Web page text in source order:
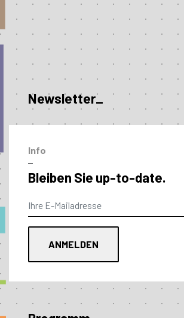
Newsletter_
Info
–
Bleiben Sie up-to-date.